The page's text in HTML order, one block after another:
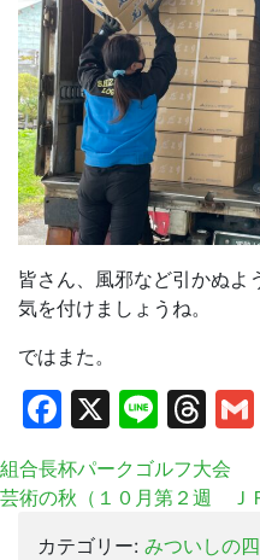
皆さん、風邪など引かぬよ
気を付けましょうね。
ではまた。
Facebook
X Line
組合長杯パークゴルフ大会
芸術の秋（１０月第２週 Ｊ
カテゴリー: みついしの